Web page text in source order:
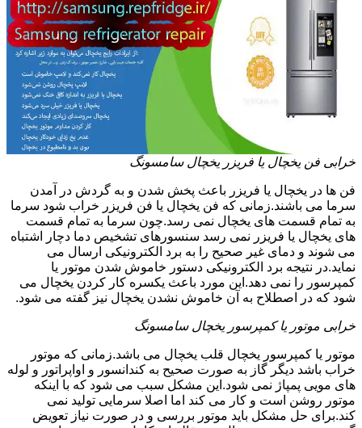
خرابی فن یخچال یا فریزر یخچال سامسونگ
فن ها در یخچال یا فریزر باعث پخش شدن و به گردش در آمدن
سرما می باشند.زمانی که فن یخچال یا فن فریزر خراب شود سرما
به تمام قسمت های یخچال نمی رسد.چون سرما به تمام قسمت
های یخچال یا فریزر نمی رسد سنسورهای تشخیص دما دچار اشتباه
می شوند و دمای غیر صحیح را به برد الکترونیکی ارسال می
نماید.در نتیجه برد الکترونیکی دستور خاموش شدن موتور یا
کمپرسور را نمی دهد.این مورد باعث یکسره کار کردن یخچال می
شود که در اصطلاح به آن خاموش نشدن یخچال نیز گفته می شود.
خرابی موتور یا کمپرسور یخچال سامسونگ
موتور یا کمپرسور یخچال قلب یخچال می باشد.زمانی که موتور
خراب باشد دیگر گاز به صورت صحیح به کندانسور و اواپراتور و لوله
های مویی پمپاژ نمی شود.این مشکل سبب می شود که با اینکه
موتور روشن است و کار می کند اما اصلا سرمایی تولید نمی
کند.برای حل مشکل باید موتور بررسی و در صورت نیاز تعویض